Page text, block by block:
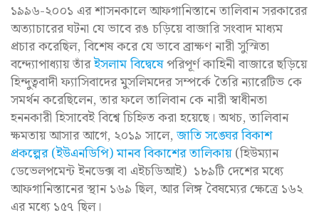
১৯৯৬-২০০১ এর শাসনকালে আফগানিস্তানে তালিবান সরকারের
অত্যাচারের ঘটনা যে ভাবে রঙ চড়িয়ে বাজারি সংবাদ মাধ্যম
প্রচার করেছিল, বিশেষ করে যে ভাবে ব্রাক্ষণ নারী সুস্মিতা
বন্দ্যোপাধ্যায় তাঁরইসলাম বিদ্বেষেপরিপূর্ণ কাহিনী বাজারে ছড়িয়ে
হিন্দুত্ববাদী ফ্যাসিবাদের মুসলিমদের সম্পর্কে তৈরি ন্যারেটিভ কে
সমর্থন করেছিলেন, তার ফলে তালিবান কে নারী স্বাধীনতা
হননকারী হিসাবেই বিশ্বে চিহ্নিত করা হয়েছে। অথচ, তালিবান
ক্ষমতায় আসার আগে, ২০১৯ সালে, জাতি সঙ্ঘের বিকাশ
প্রকল্পের (ইউএনডিপি) মানব বিকাশের তালিকায়(হিউম্যান
ডেভেলপমেন্ট ইনডেক্স বা এইচডিআই) ১৮৯টি দেশের মধ্যে
আফগানিস্তানের স্থান ১৬৯ ছিল, আর লিঙ্গ বৈষম্যের ক্ষেত্রে ১৬২
এর মধ্যে ১৫৭ ছিল।